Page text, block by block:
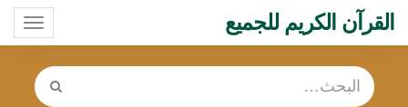
القرآن الكريم للجميع